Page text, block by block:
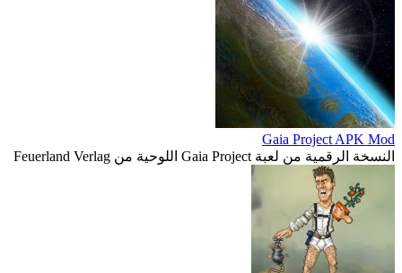
Gaia Project APK Mod
النسخة الرقمية من لعبة Gaia Project اللوحية من Feuerland Verlag